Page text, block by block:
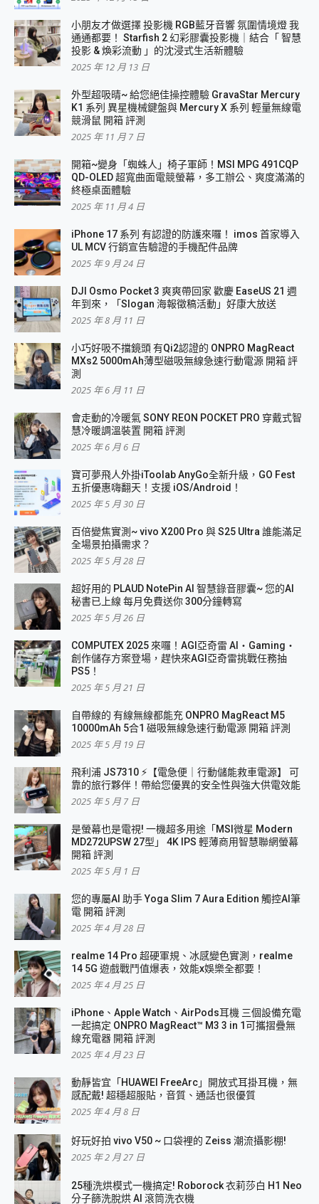
小朋友才做選擇 投影機 RGB藍牙音響 氛圍情境燈 我
通通都要！ Starfish 2 幻彩膠囊投影機｜結合「 智慧
投影 & 煥彩流動 」的沈浸式生活新體驗
2025 年 12 月 13 日
外型超吸晴~ 給您絕佳操控體驗 GravaStar Mercury
K1 系列 異星機械鍵盤與 Mercury X 系列 輕量無線電
競滑鼠 開箱 評測
2025 年 11 月 7 日
開箱~變身「蜘蛛人」椅子軍師！MSI MPG 491CQP
QD-OLED 超寬曲面電競螢幕，多工辦公、爽度滿滿的
終極桌面體驗
2025 年 11 月 4 日
iPhone 17 系列 有認證的防護來囉！ imos 首家導入
UL MCV 行銷宣告驗證的手機配件品牌
2025 年 9 月 24 日
DJI Osmo Pocket 3 爽爽帶回家 歡慶 EaseUS 21 週
年到來，「Slogan 海報徵稿活動」好康大放送
2025 年 8 月 11 日
小巧好吸不擋鏡頭 有Qi2認證的 ONPRO MagReact
MXs2 5000mAh薄型磁吸無線急速行動電源 開箱 評
測
2025 年 6 月 11 日
會走動的冷暖氣 SONY REON POCKET PRO 穿戴式智
慧冷暖調溫裝置 開箱 評測
2025 年 6 月 6 日
寶可夢飛人外掛iToolab AnyGo全新升級，GO Fest
五折優惠嗨翻天！支援 iOS/Android！
2025 年 5 月 30 日
百倍變焦實測~ vivo X200 Pro 與 S25 Ultra 誰能滿足
全場景拍攝需求？
2025 年 5 月 28 日
超好用的 PLAUD NotePin AI 智慧錄音膠囊~ 您的AI
秘書已上線 每月免費送你 300分鐘轉寫
2025 年 5 月 26 日
COMPUTEX 2025 來囉！AGI亞奇雷 AI・Gaming・
創作儲存方案登場，趕快來AGI亞奇雷挑戰任務抽
PS5！
2025 年 5 月 21 日
自帶線的 有線無線都能充 ONPRO MagReact M5
10000mAh 5合1 磁吸無線急速行動電源 開箱 評測
2025 年 5 月 19 日
飛利浦 JS7310 ⚡【電急便｜行動儲能救車電源】 可
靠的旅行夥伴！帶給您優異的安全性與強大供電效能
2025 年 5 月 7 日
是螢幕也是電視! 一機超多用途「MSI微星 Modern
MD272UPSW 27型」 4K IPS 輕薄商用智慧聯網螢幕
開箱 評測
2025 年 5 月 1 日
您的專屬AI 助手 Yoga Slim 7 Aura Edition 觸控AI筆
電 開箱 評測
2025 年 4 月 28 日
realme 14 Pro 超硬軍規、冰感變色實測，realme
14 5G 遊戲戰鬥值爆表，效能x娛樂全都要！
2025 年 4 月 25 日
iPhone、Apple Watch、AirPods耳機 三個設備充電
一起搞定 ONPRO MagReact™ M3 3 in 1可攜摺疊無
線充電器 開箱 評測
2025 年 4 月 23 日
動靜皆宜「HUAWEI FreeArc」開放式耳掛耳機，無
感配戴! 超穩超服貼，音質、通話也很優質
2025 年 4 月 8 日
好玩好拍 vivo V50 ~ 口袋裡的 Zeiss 潮流攝影棚!
2025 年 2 月 27 日
25種洗烘模式一機搞定! Roborock 衣莉莎白 H1 Neo
分子篩洗脫烘 AI 滾筒洗衣機